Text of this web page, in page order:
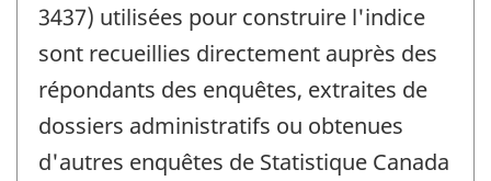
3437) utilisées pour construire l'indice
sont recueillies directement auprès des
répondants des enquêtes, extraites de
dossiers administratifs ou obtenues
d'autres enquêtes de Statistique Canada